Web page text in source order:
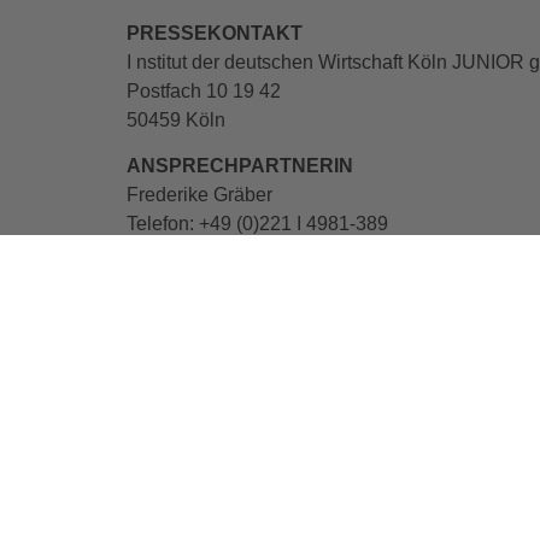
PRESSEKONTAKT
I nstitut der deutschen Wirtschaft Köln JUNIOR
Postfach 10 19 42
50459 Köln
ANSPRECHPARTNERIN
Frederike Gräber
Telefon: +49 (0)221 I 4981-389